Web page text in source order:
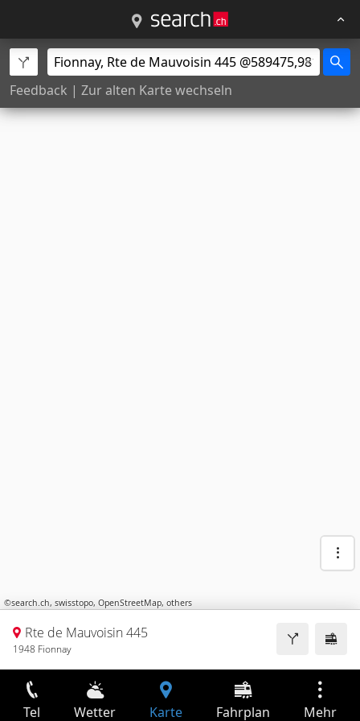
Feedback | Zur alten Karte wechseln
©search.ch, swisstopo, OpenStreetMap, others
Rte de Mauvoisin 445
1948 Fionnay
Tel Wetter Karte Fahrplan Mehr